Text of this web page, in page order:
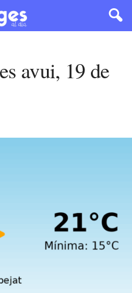
avui, 19 de